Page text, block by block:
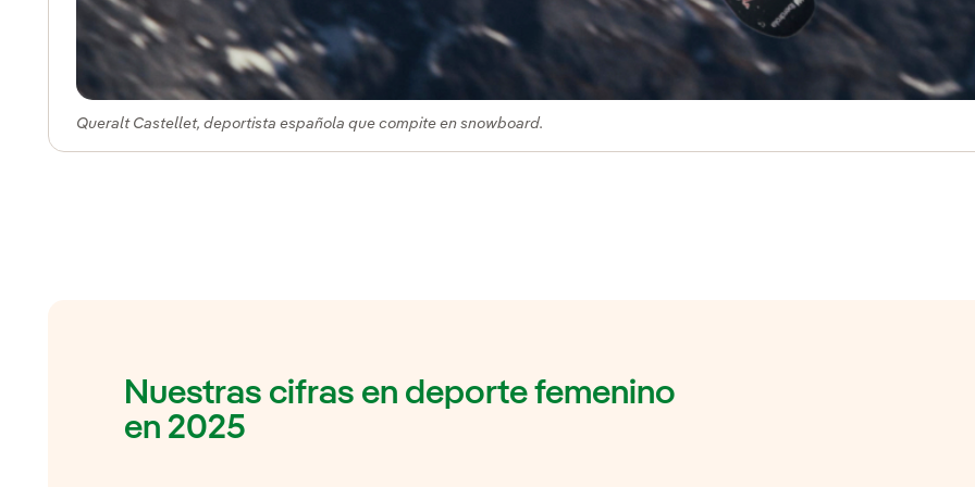
Queralt Castellet, deportista española que compite en snowboard.
Nuestras cifras en deporte femenino
en 2025